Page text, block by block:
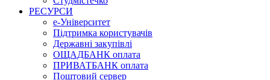
РЕСУРСИ
е-Університет
Підтримка користувачів
Державні закупівлі
ОЩАДБАНК оплата
ПРИВАТБАНК оплата
Поштовий сервер